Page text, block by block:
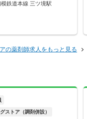
模鉄道本線 三ツ境駅
の薬剤師求人をもっと見る
ストア（調剤併設）